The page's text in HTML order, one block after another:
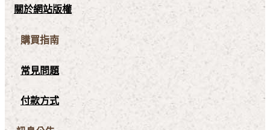
關於網站版權
購買指南
常見問題
付款方式